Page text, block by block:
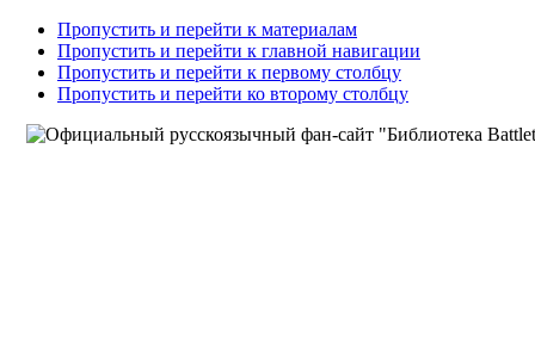
Пропустить и перейти к материалам
Пропустить и перейти к главной навигации
Пропустить и перейти к первому столбцу
Пропустить и перейти ко второму столбцу